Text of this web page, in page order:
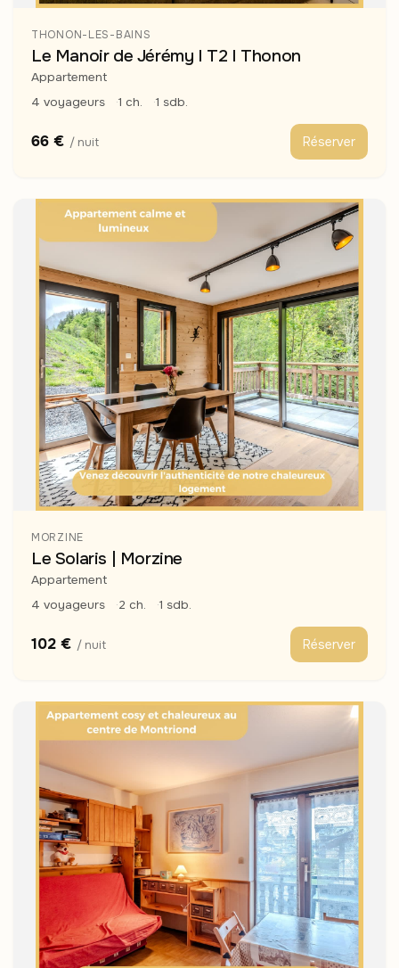
THONON-LES-BAINS
Le Manoir de Jérémy I T2 I Thonon
Appartement
4 voyageurs
1 ch. 1 sdb.
66 € / nuit Réserver
MORZINE
Le Solaris | Morzine
Appartement
4 voyageurs
2 ch. 1 sdb.
102 € / nuit Réserver